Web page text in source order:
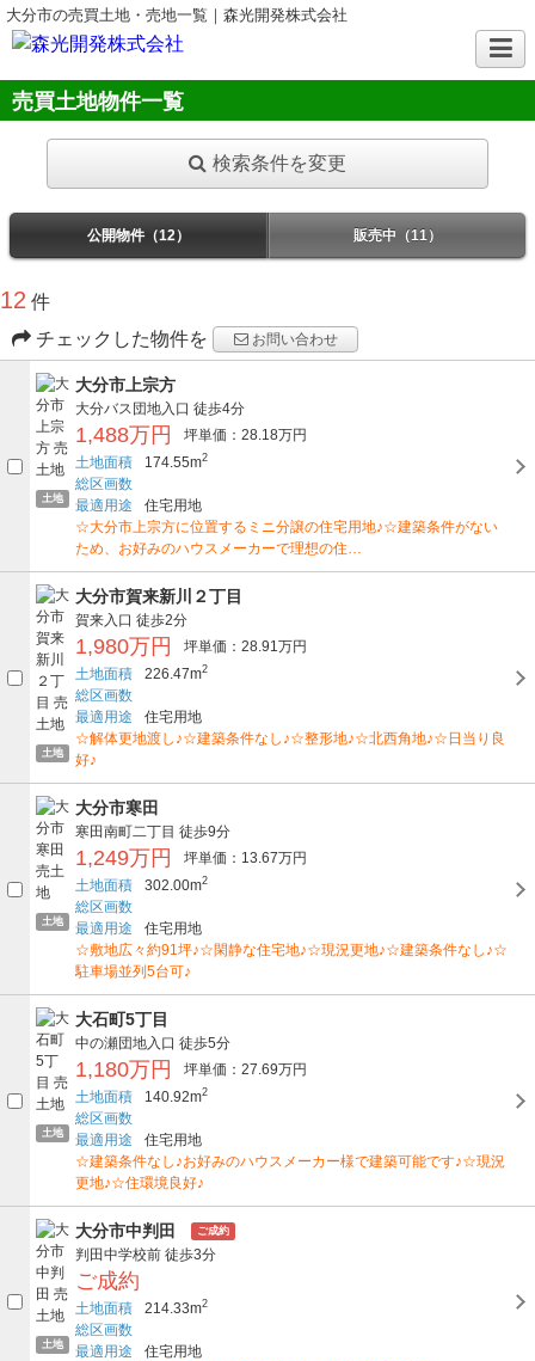
大分市の売買土地・売地一覧｜森光開発株式会社
売買土地物件一覧
検索条件を変更
公開物件（12） 販売中（11）
12 件
チェックした物件を
お問い合わせ
土地
大分市上宗方
大分バス団地入口 徒歩4分
1,488万円
坪単価：28.18万円
土地面積
174.55m2
総区画数
最適用途
住宅用地
☆大分市上宗方に位置するミニ分譲の住宅用地♪☆建築条件がない
ため、お好みのハウスメーカーで理想の住…
土地
大分市賀来新川２丁目
賀来入口 徒歩2分
1,980万円
坪単価：28.91万円
土地面積
226.47m2
総区画数
最適用途
住宅用地
☆解体更地渡し♪☆建築条件なし♪☆整形地♪☆北西角地♪☆日当り良
好♪
土地
大分市寒田
寒田南町二丁目 徒歩9分
1,249万円
坪単価：13.67万円
土地面積
302.00m2
総区画数
最適用途
住宅用地
☆敷地広々約91坪♪☆閑静な住宅地♪☆現況更地♪☆建築条件なし♪☆
駐車場並列5台可♪
土地
大石町5丁目
中の瀬団地入口 徒歩5分
1,180万円
坪単価：27.69万円
土地面積
140.92m2
総区画数
最適用途
住宅用地
☆建築条件なし♪お好みのハウスメーカー様で建築可能です♪☆現況
更地♪☆住環境良好♪
土地
大分市中判田 ご成約
判田中学校前 徒歩3分
ご成約
土地面積 214.33m2
総区画数
最適用途
住宅用地